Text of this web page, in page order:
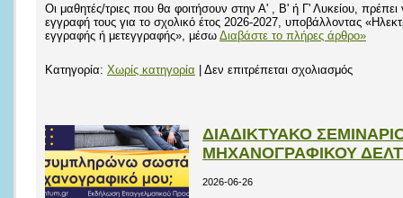
2026
Οι μαθητές/τριες που θα φοιτήσουν στην Α' , Β' ή Γ' Λυκείου,
εγγραφή τους για το σχολικό έτος 2026-2027, υποβάλλοντας
εγγραφής ή μετεγγραφής», μέσω Διαβάστε το πλήρες άρθρο»
Κατηγορία: Χωρίς κατηγορία Δεν επιτρέπεται σχολιασμόςστο
εγγραφής
ή
ΔΙΑΔΙΚΤΥΑΚΟ
ΜΗΧΑΝΟΓΡΑΦΙΚΟΥ
2026-06-26